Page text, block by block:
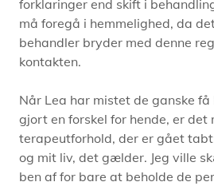
forklaringer end skift i
må foregå i hemmelighed, da
behandler bryder med denne
kontakten.
Når Lea har mistet de ganske
gjort en forskel for hende, er det
terapeutforhold, der er gået
og mit liv, det gælder. Jeg ville
ben af for bare at beholde de